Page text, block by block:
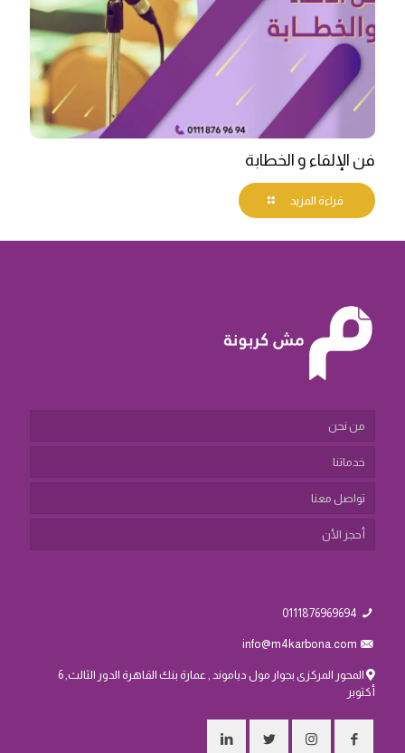
فن الإلقاء و الخطابة
قراءة المزيد
من نحن
خدماتنا
تواصل معنا
أحجز الأن
0111876969694
info@m4karbona.com
المحور المركزى بجوار مول دياموند , عمارة بنك القاهرة الدور الثالث, 6
أكتوبر